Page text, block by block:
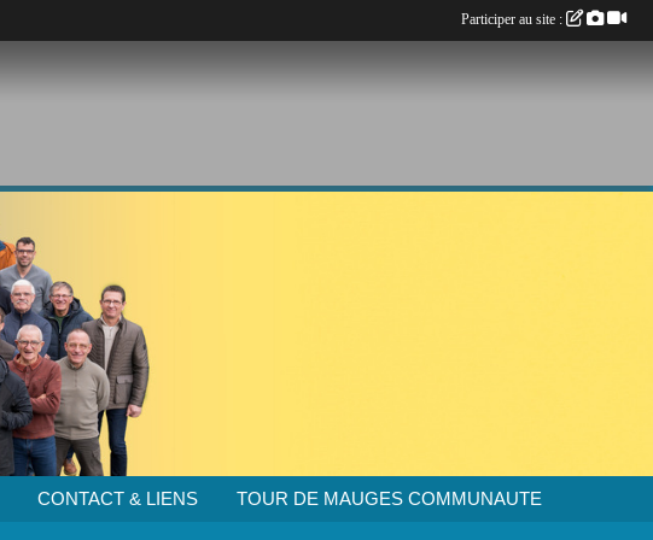
CONTACT & LIENS TOUR DE MAUGES COMMUNAUTE
Participer au site :